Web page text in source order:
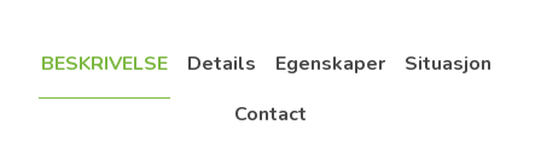
BESKRIVELSE Details Egenskaper
Situasjon
Contact